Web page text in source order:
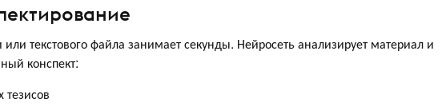
или текстового файла занимает секунды. Нейросеть анализирует материал и
конспект: